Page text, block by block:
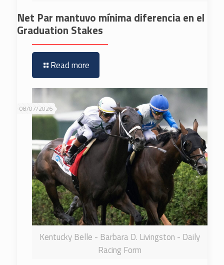
Net Par mantuvo mínima diferencia en el
Graduation Stakes
Read more
Kentucky Belle - Barbara D. Livingston - Daily
Racing Form
08/07/2026